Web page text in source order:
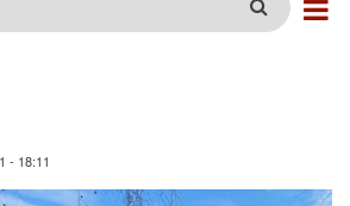
- 18:11